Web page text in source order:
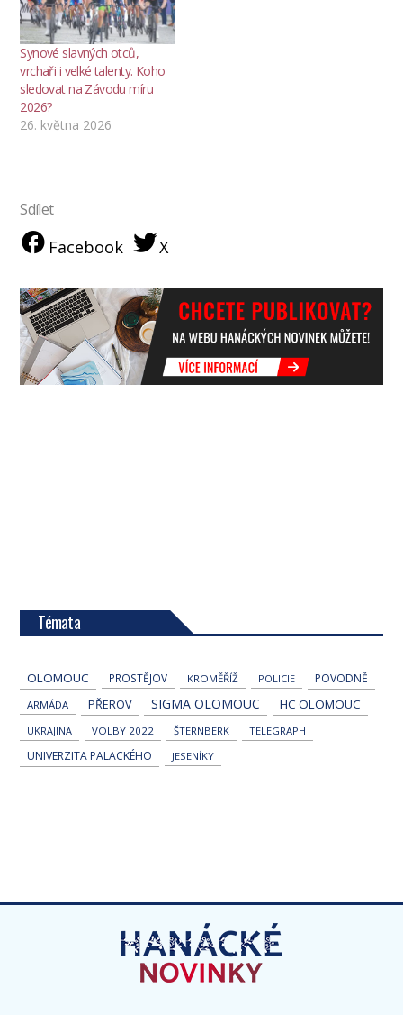
Synové slavných otců,
vrchaři i velké talenty. Koho
sledovat na Závodu míru
2026?
26. května 2026
Sdílet
Facebook X
Témata
OLOMOUC PROSTĚJOV KROMĚŘÍŽ POLICIE POVODNĚ
ARMÁDA PŘEROV SIGMA OLOMOUC HC OLOMOUC
UKRAJINA VOLBY 2022 ŠTERNBERK TELEGRAPH
UNIVERZITA PALACKÉHO JESENÍKY